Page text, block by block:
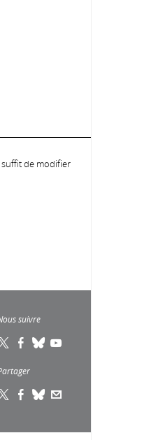
suffit de modifier
suivre